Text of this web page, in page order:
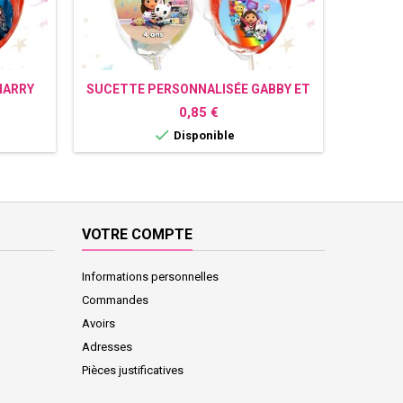
SUCETTE PERSONNALISÉE GABBY ET
LA MAISON MAGIQUE
Prix
0,85 €
 Disponible
VOTRE COMPTE
Informations personnelles
Commandes
Avoirs
Adresses
Pièces justificatives